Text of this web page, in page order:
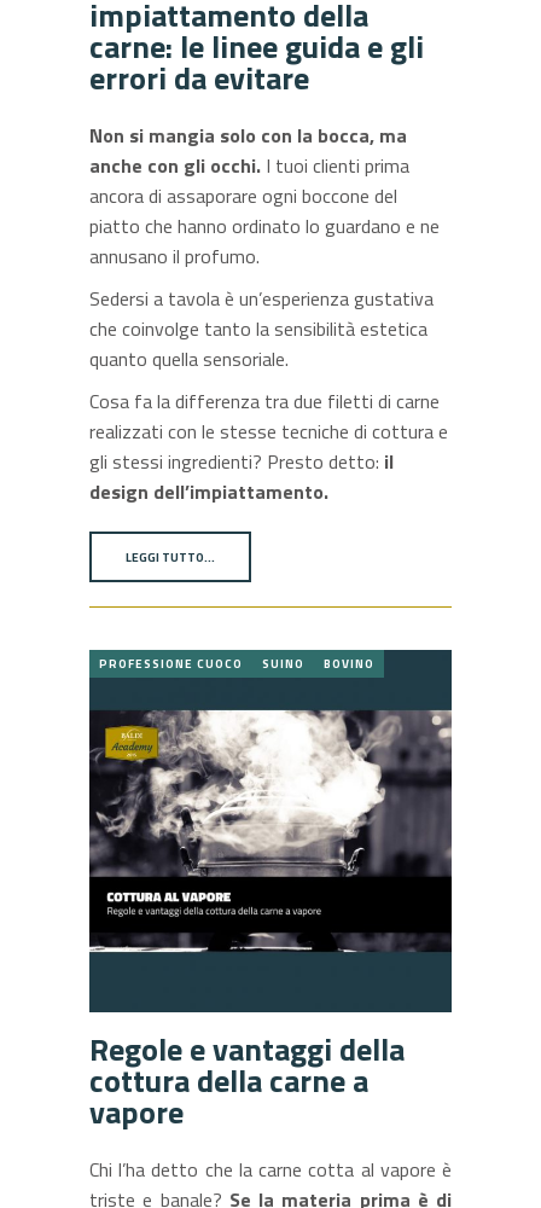
impiattamento della
carne: le linee guida e gli
errori da evitare
Non si mangia solo con la bocca, ma
anche con gli occhi. I tuoi clienti prima
ancora di assaporare ogni boccone del
piatto che hanno ordinato lo guardano e ne
annusano il profumo.
Sedersi a tavola è un’esperienza gustativa
che coinvolge tanto la sensibilità estetica
quanto quella sensoriale.
Cosa fa la differenza tra due filetti di carne
realizzati con le stesse tecniche di cottura e
gli stessi ingredienti? Presto detto: il
design dell’impiattamento.
LEGGI TUTTO…
PROFESSIONE CUOCO SUINO BOVINO
Regole e vantaggi della
cottura della carne a
vapore
Chi l’ha detto che la carne cotta al vapore è
triste e banale? Se la materia prima è di